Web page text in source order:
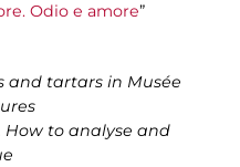
Odio e amore”
and tartars in Musée
to analyse and